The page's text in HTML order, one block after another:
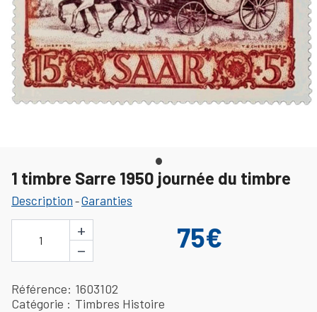
1 timbre Sarre 1950 journée du timbre
Description -Garanties
1
+
−
75€
Référence 1603102
Catégorie
Timbres Histoire